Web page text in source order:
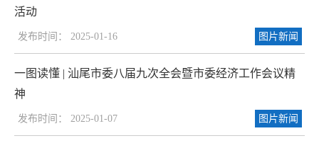
活动
发布时间： 2025-01-16 图片新闻
一图读懂 | 汕尾市委八届九次全会暨市委经济工作会议精
神
发布时间： 2025-01-07 图片新闻